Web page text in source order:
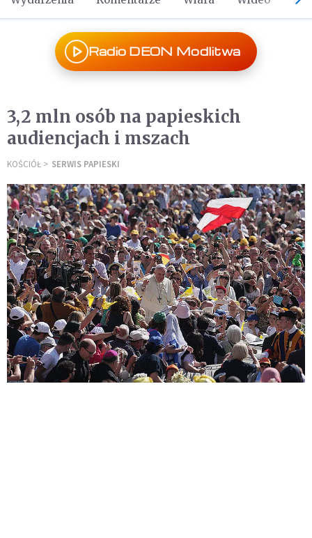
Radio DEON Modlitwa
3,2 mln osób na papieskich
audiencjach i mszach
KOŚCIÓŁ SERWIS PAPIESKI